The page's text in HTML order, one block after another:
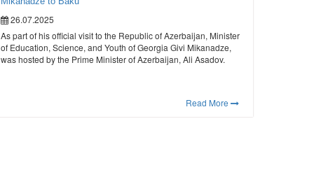
26.07.2025
As part of his official visit to the Republic of Azerbaijan, Minister
of Education, Science, and Youth of Georgia Givi Mikanadze,
was hosted by the Prime Minister of Azerbaijan, Ali Asadov.
Read More